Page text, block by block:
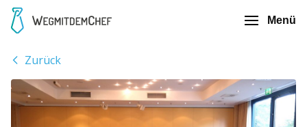
Menü
Zurück